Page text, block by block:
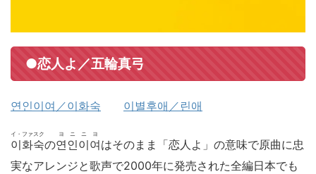
●恋人よ／五輪真弓
연인이여／이화숙 이별후애／린애
이화숙
イ・ファスク
の연인이여
ヨニニヨ
はそのまま「恋人よ」の意味で原曲に忠
実なアレンジと歌声で2000年に発売された全編日本でも